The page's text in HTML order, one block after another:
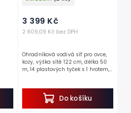
2 809,09 Kč bez DPH
3 399 Kč
Do košíku
Ohradníková vodivá síť pro ovce,
kozy, výška sítě 122 cm, délka 50
m, 14 plastových tyček s 1 hrotem,